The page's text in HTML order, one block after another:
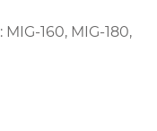
MIG-160, MIG-180,